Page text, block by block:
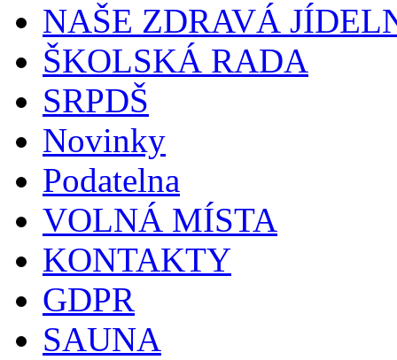
NAŠE ZDRAVÁ
ŠKOLSKÁ RADA
SRPDŠ
Novinky
Podatelna
VOLNÁ MÍSTA
KONTAKTY
GDPR
SAUNA